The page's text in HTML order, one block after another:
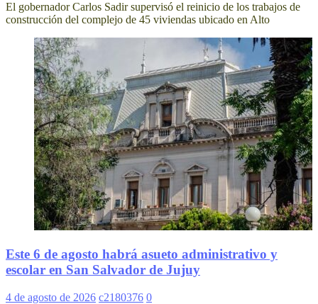
El gobernador Carlos Sadir supervisó el reinicio de los trabajos de
construcción del complejo de 45 viviendas ubicado en Alto
Este 6 de agosto habrá asueto administrativo y
escolar en San Salvador de Jujuy
4 de agosto de 2026 c2180376 0